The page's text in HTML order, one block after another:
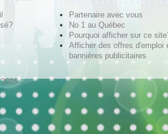
Partenaire avec vous
No 1 au Québec
Pourquoi afficher sur ce
Afficher des offres d'emploi
bannières publicitaires
2026